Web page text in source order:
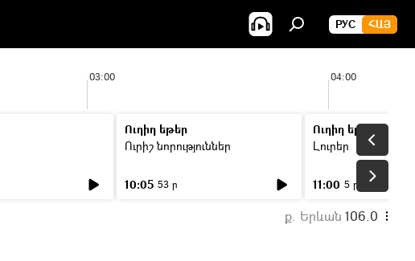
РУС ՀԱՅ
03:00 04:00
Ուղիղ եթեր
Ուրիշ նորություններ
10:05 53 ր
Ուղիղ եթեր
Լուրեր
11:00 5 ր
ք. Երևան 106.0